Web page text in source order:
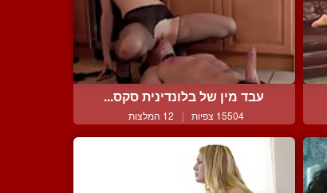
עבד מין של בלונדינית סקס...
15504 צפיות | 12 המלצות